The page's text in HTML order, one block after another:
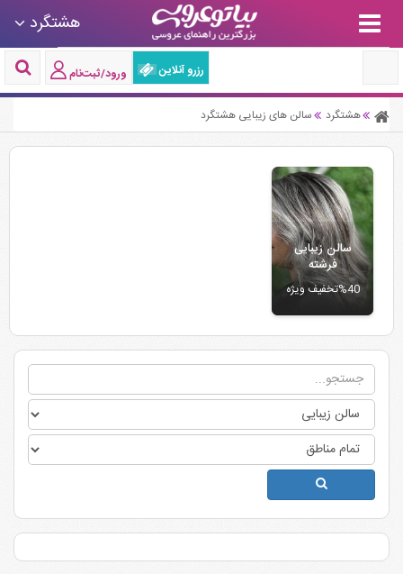
هشتگرد
رزرو آنلاین ورود/ثبت‌نام
هشتگرد سالن های زیبایی هشتگرد
سالن زیبایی
فرشته
%40تخفیف ویژه